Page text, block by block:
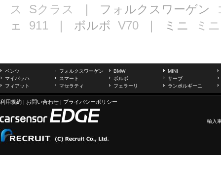
ス
Sクラス ｜ フォルクスワーゲン
ェ 911 ｜ ボルボ V70 ｜ ミニ ミニ
ベンツ フォルクスワーゲン BMW
MINI
マイバッハ
スマート ボルボ
サーブ
フィアット
マセラティ フェラーリ ランボルギーニ
利用規約 | お問い合わせ | プライバシーポリシー
輸入